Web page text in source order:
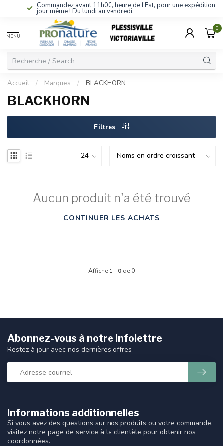
Commandez avant 11h00, heure de l’Est, pour une expédition le
jour même ! Du lundi au vendredi.
MENU
0
Accueil / Marques / BLACKHORN
BLACKHORN
Filtres
Aucun produit n'a été trouvé
CONTINUER LES ACHATS
Affiche 1 - 0 de 0
Informations additionnelles
Si vous avez des questions sur nos produits ou votre commande,
visitez notre page de service à la clientèle pour obtenir nos
coordonnées.
Abonnez-vous à notre infolettre
Restez à jour avec nos dernières offres